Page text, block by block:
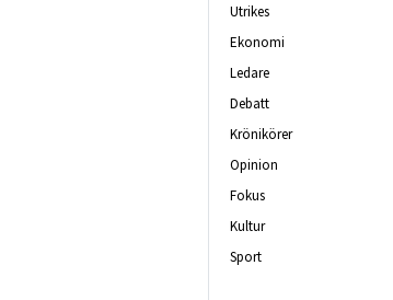
Utrikes
Ekonomi
Ledare
Debatt
Krönikörer
Opinion
Fokus
Kultur
Sport